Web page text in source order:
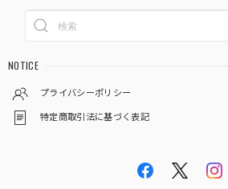
NOTICE
プライバシーポリシー
特定商取引法に基づく表記